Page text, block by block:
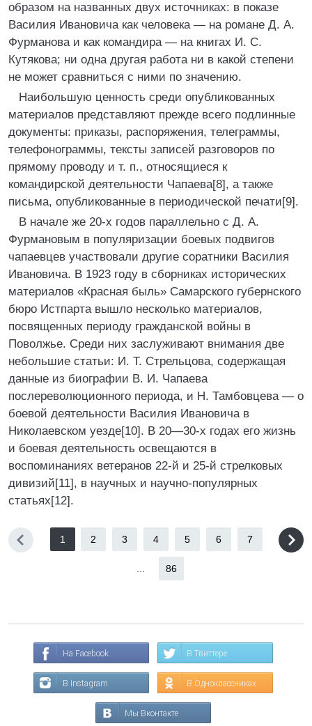
образом на названных двух источниках: в показе
Василия Ивановича как человека — на романе Д. А.
Фурманова и как командира — на книгах И. С.
Кутякова; ни одна другая работа ни в какой степени
не может сравниться с ними по значению.
Наибольшую ценность среди опубликованных
материалов представляют прежде всего подлинные
документы: приказы, распоряжения, телеграммы,
телефонограммы, тексты записей разговоров по
прямому проводу и т. п., относящиеся к
командирской деятельности Чапаева[8], а также
письма, опубликованные в периодической печати[9].
В начале же 20-х годов параллельно с Д. А.
Фурмановым в популяризации боевых подвигов
чапаевцев участвовали другие соратники Василия
Ивановича. В 1923 году в сборниках исторических
материалов «Красная быль» Самарского губернского
бюро Истпарта вышло несколько материалов,
посвященных периоду гражданской войны в
Поволжье. Среди них заслуживают внимания две
небольшие статьи: И. Т. Стрельцова, содержащая
данные из биографии В. И. Чапаева
послереволюционного периода, и Н. Тамбовцева — о
боевой деятельности Василия Ивановича в
Николаевском уезде[10]. В 20—30-х годах его жизнь
и боевая деятельность освещаются в
воспоминаниях ветеранов 22-й и 25-й стрелковых
дивизий[11], в научных и научно-популярных
статьях[12].
1 2 3 4 5 6 7
86
На Facebook В Твиттере
В Instagram В Одноклассниках
Мы Вконтакте